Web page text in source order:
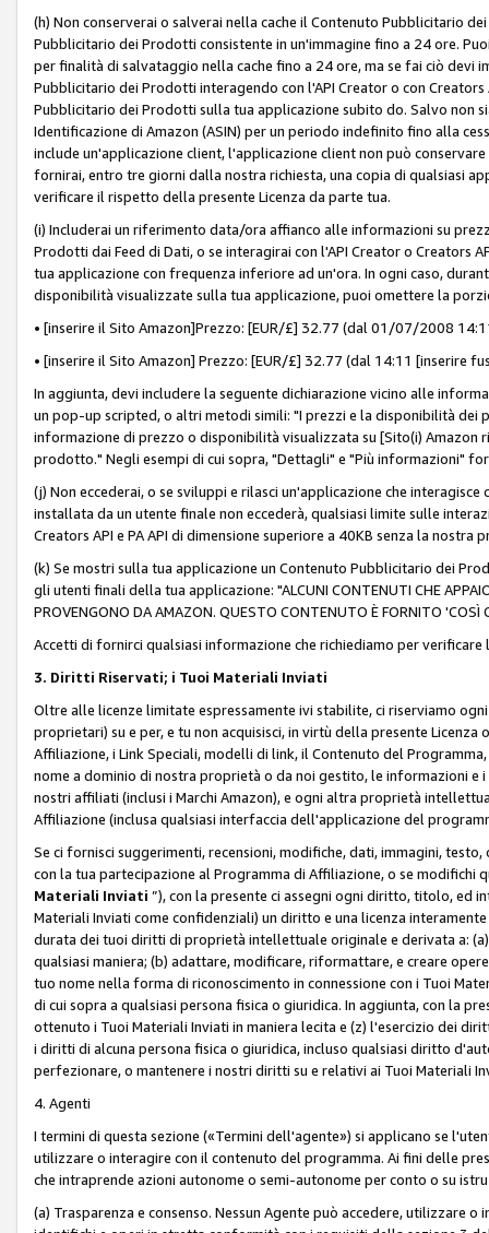
(h) Non conserverai o salverai nella cache il Contenuto Pubblicitario
Pubblicitario dei Prodotti consistente in un'immagine fino a 24 ore.
per finalità di salvataggio nella cache fino a 24 ore, ma se fai ciò
Pubblicitario dei Prodotti interagendo con l'API Creator o con
Pubblicitario dei Prodotti sulla tua applicazione subito do. Salvo non
Identificazione di Amazon (ASIN) per un periodo indefinito fino alla
include un'applicazione client, l'applicazione client non può
fornirai, entro tre giorni dalla nostra richiesta, una copia di qualsiasi
verificare il rispetto della presente Licenza da parte tua.
(i) Includerai un riferimento data/ora affianco alle informazioni su
Prodotti dai Feed di Dati, o se interagirai con l'API Creator o Creators
tua applicazione con frequenza inferiore ad un'ora. In ogni caso,
disponibilità visualizzate sulla tua applicazione, puoi omettere la
• [inserire il Sito Amazon]Prezzo: [EUR/£] 32.77 (dal 01/07/2008
• [inserire il Sito Amazon] Prezzo: [EUR/£] 32.77 (dal 14:11 [inserire
In aggiunta, devi includere la seguente dichiarazione vicino alle
un pop-up scripted, o altri metodi simili: "I prezzi e la disponibilità
informazione di prezzo o disponibilità visualizzata su [Sito(i)
prodotto." Negli esempi di cui sopra, "Dettagli" e "Più informazioni"
(j) Non eccederai, o se sviluppi e rilasci un'applicazione che interagisce
installata da un utente finale non eccederà, qualsiasi limite sulle
Creators API e PA API di dimensione superiore a 40KB senza la nostra
(k) Se mostri sulla tua applicazione un Contenuto Pubblicitario dei
gli utenti finali della tua applicazione: "ALCUNI CONTENUTI CHE
PROVENGONO DA AMAZON. QUESTO CONTENUTO È FORNITO
Accetti di fornirci qualsiasi informazione che richiediamo per
3. Diritti Riservati; i Tuoi Materiali Inviati
Oltre alle licenze limitate espressamente ivi stabilite, ci riserviamo
proprietari) su e per, e tu non acquisisci, in virtù della presente
Affiliazione, i Link Speciali, modelli di link, il Contenuto del
nome a dominio di nostra proprietà o da noi gestito, le informazioni e
nostri affiliati (inclusi i Marchi Amazon), e ogni altra proprietà
Affiliazione (inclusa qualsiasi interfaccia dell'applicazione del
Se ci fornisci suggerimenti, recensioni, modifiche, dati, immagini,
con la tua partecipazione al Programma di Affiliazione, o se modifichi
Materiali Inviati ”), con la presente ci assegni ogni diritto, titolo, ed
Materiali Inviati come confidenziali) un diritto e una licenza
durata dei tuoi diritti di proprietà intellettuale originale e derivata a:
qualsiasi maniera; (b) adattare, modificare, riformattare, e creare
tuo nome nella forma di riconoscimento in connessione con i Tuoi
di cui sopra a qualsiasi persona fisica o giuridica. In aggiunta, con la
ottenuto i Tuoi Materiali Inviati in maniera lecita e (z) l'esercizio dei
i diritti di alcuna persona fisica o giuridica, incluso qualsiasi diritto
perfezionare, o mantenere i nostri diritti su e relativi ai Tuoi Materiali
4. Agenti
I termini di questa sezione («Termini dell'agente») si applicano se
utilizzare o interagire con il contenuto del programma. Ai fini delle
che intraprende azioni autonome o semi-autonome per conto o su
(a) Trasparenza e consenso. Nessun Agente può accedere, utilizzare